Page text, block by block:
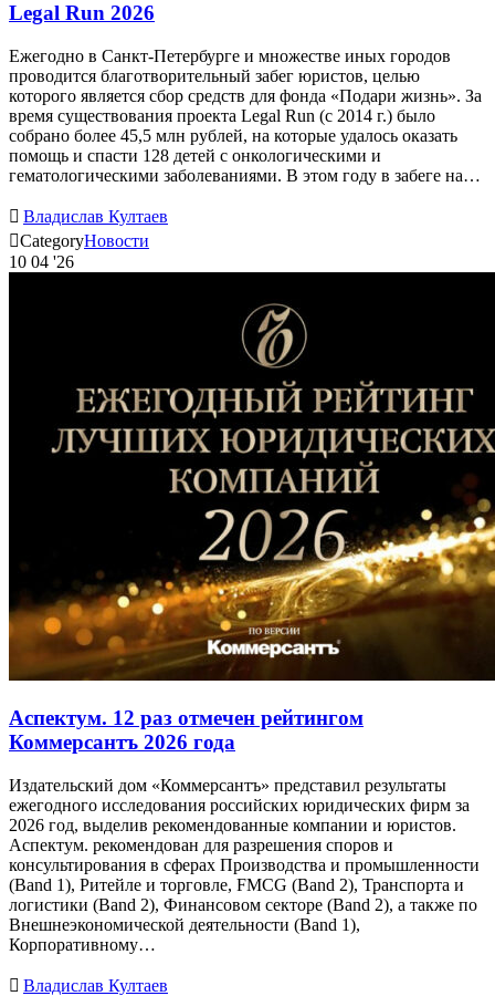
Legal Run 2026
Ежегодно в Санкт-Петербурге и множестве иных городов
проводится благотворительный забег юристов, целью
которого является сбор средств для фонда «Подари жизнь». За
время существования проекта Legal Run (с 2014 г.) было
собрано более 45,5 млн рублей, на которые удалось оказать
помощь и спасти 128 детей с онкологическими и
гематологическими заболеваниями. В этом году в забеге на…
 Владислав Култаев
CategoryНовости
10 04 '26
Аспектум. 12 раз отмечен рейтингом
Коммерсантъ 2026 года
Издательский дом «Коммерсантъ» представил результаты
ежегодного исследования российских юридических фирм за
2026 год, выделив рекомендованные компании и юристов.
Аспектум. рекомендован для разрешения споров и
консультирования в сферах Производства и промышленности
(Band 1), Ритейле и торговле, FMCG (Band 2), Транспорта и
логистики (Band 2), Финансовом секторе (Band 2), а также по
Внешнеэкономической деятельности (Band 1),
Корпоративному…
 Владислав Култаев